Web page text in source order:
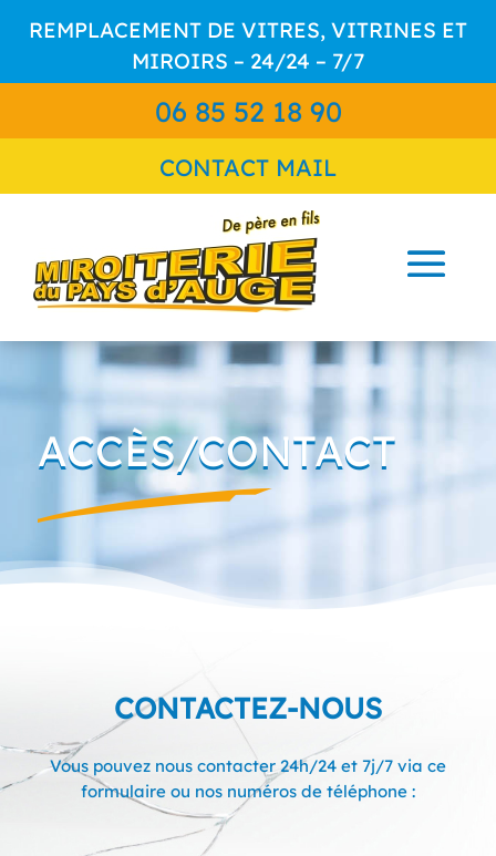
REMPLACEMENT DE VITRES, VITRINES ET
MIROIRS – 24/24 – 7/7
06 85 52 18 90
CONTACT MAIL
ACCÈS/CONTACT
CONTACTEZ-NOUS
Vous pouvez nous contacter 24h/24 et 7j/7 via ce
formulaire ou nos numéros de téléphone :